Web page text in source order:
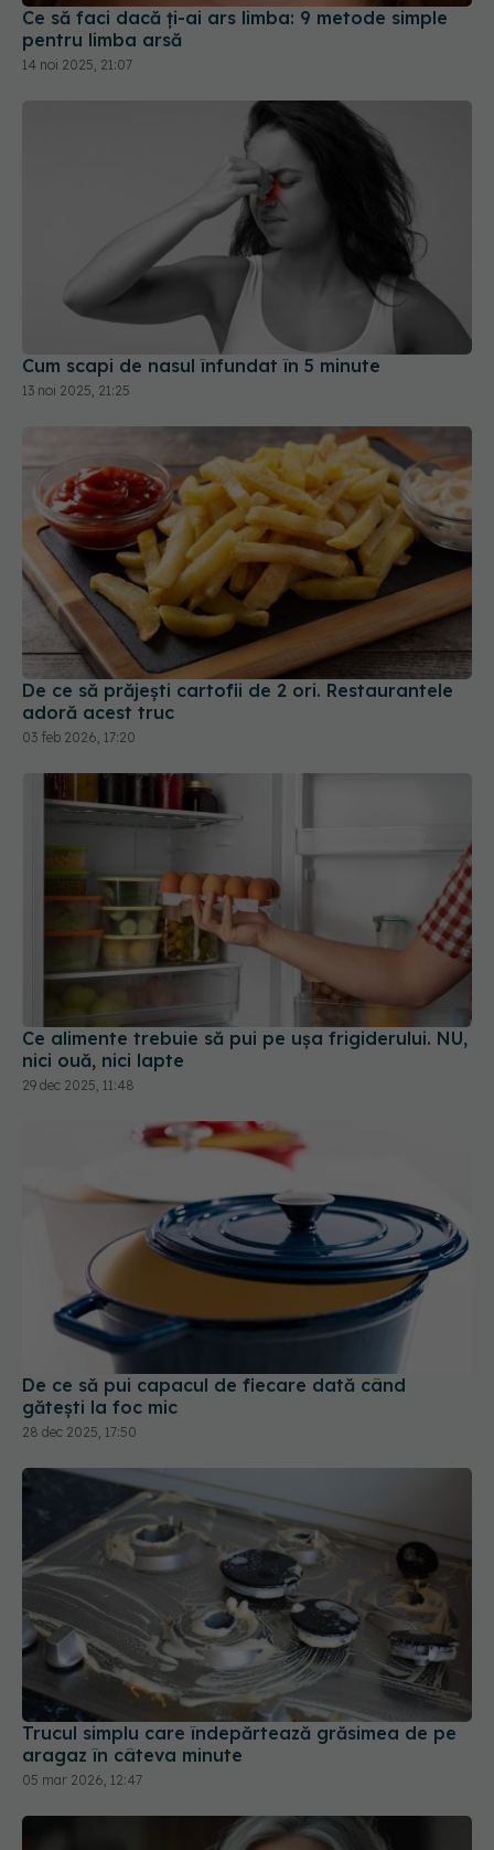
Ce să faci dacă ți-ai ars limba: 9 metode simple
pentru limba arsă
14 noi 2025, 21:07
Cum scapi de nasul înfundat în 5 minute
13 noi 2025, 21:25
De ce să prăjești cartofii de 2 ori. Restaurantele
adoră acest truc
03 feb 2026, 17:20
Ce alimente trebuie să pui pe ușa frigiderului. NU,
nici ouă, nici lapte
29 dec 2025, 11:48
De ce să pui capacul de fiecare dată când
gătești la foc mic
28 dec 2025, 17:50
Trucul simplu care îndepărtează grăsimea de pe
aragaz în câteva minute
05 mar 2026, 12:47